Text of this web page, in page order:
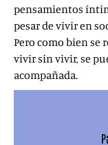
pensamientos
pesar de vivir en
Pero como bien se
vivir sin vivir, se
acompañada.